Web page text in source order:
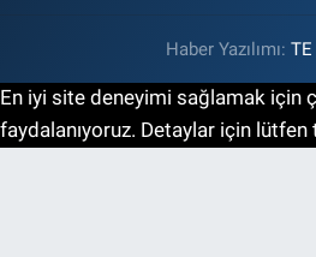
Haber Yazılımı:
En iyi site deneyimi sağlamak için
faydalanıyoruz. Detaylar için lütfen